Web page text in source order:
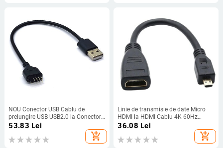
NOU Conector USB Cablu de
prelungire USB USB2.0 la Conector
cu 9 pini 9 pini tată la USB extern A
tată Cablu de date intern pentru
placa de bază PC
53.83 Lei
add_shopping_cart
Linie de transmisie de date Micro
HDMI la HDMI Cablu 4K 60Hz
pentru Raspberry Pi 5/Pi 4 Hero 7 6
36.08 Lei
add_shopping_cart